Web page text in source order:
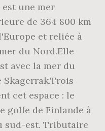
est une mer
de 364 800 km
et reliée à
du Nord.Elle
avec la mer du
cet espace : le
golfe de Finlande à
sud-est. Tributaire